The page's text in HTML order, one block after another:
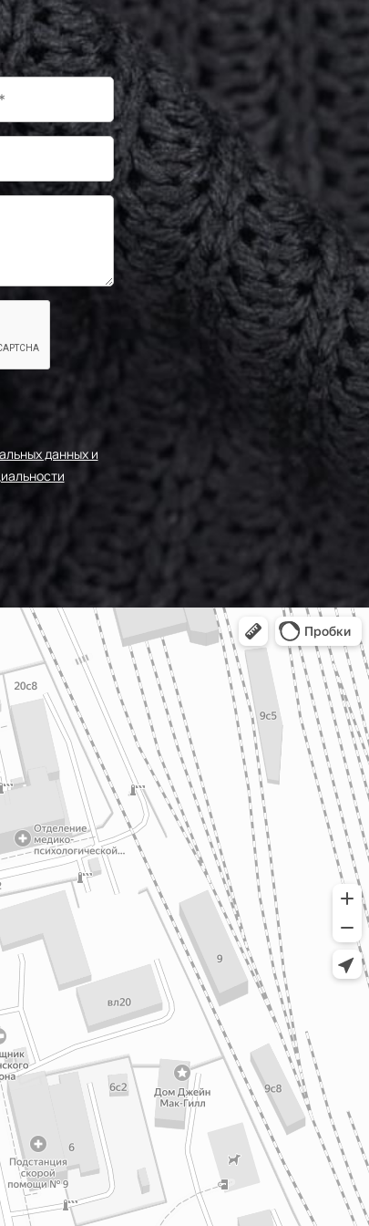
данных и